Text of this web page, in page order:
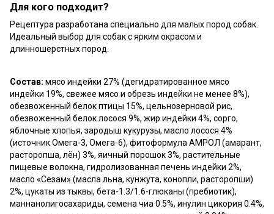
Для кого подходит?
Рецептура разработана специально для малых пород собак.
Идеальный выбор для собак с ярким окрасом и
длинношерстных пород.
Состав: мясо индейки 27% (дегидратированное мясо
индейки 19%, свежее мясо и обрезь индейки не менее 8%),
обезвоженный белок птицы 15%, цельнозерновой рис,
обезвоженный белок лосося 9%, жир индейки 4%, сорго,
яблочные хлопья, зародыш кукурузы, масло лосося 4%
(источник Омега-3, Омега-6), фитоформула АМРОЛ (амарант,
расторопша, лён) 3%, яичный порошок 3%, растительные
пищевые волокна, гидролизованная печень индейки 2%,
масло «Сезам» (масла льна, кунжута, конопли, расторопши)
2%, цукаты из тыквы, бета-1.3/1.6-глюканы (пребиотик),
маннанолигосахариды, семена чиа 0.5%, инулин цикория 0.4%,